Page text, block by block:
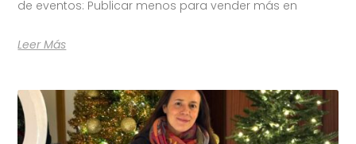
de eventos: Publicar menos para vender más en
Leer Más